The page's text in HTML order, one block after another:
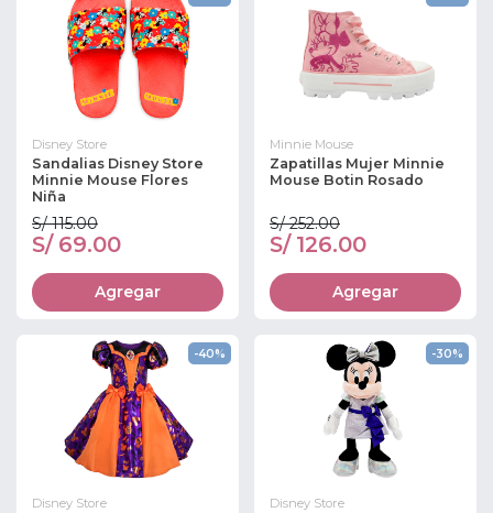
Disney Store
Sandalias Disney Store
Minnie Mouse Flores
Niña
S/ 115.00
S/ 69.00
Agregar
Minnie Mouse
Zapatillas Mujer Minnie
Mouse Botin Rosado
S/ 252.00
S/ 126.00
Agregar
-40%
Disney Store
-30%
Disney Store